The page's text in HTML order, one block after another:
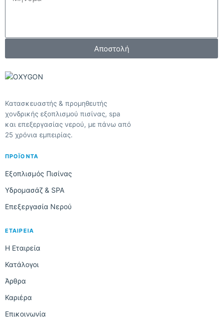
Αποστολή
Κατασκευαστής & προμηθευτής
χονδρικής εξοπλισμού πισίνας, spa
και επεξεργασίας νερού, με πάνω από
25 χρόνια εμπειρίας.
ΠΡΟΪΌΝΤΑ
Εξοπλισμός Πισίνας
Υδρομασάζ & SPA
Επεξεργασία Νερού
ΕΤΑΙΡΕΊΑ
Η Εταιρεία
Κατάλογοι
Άρθρα
Καριέρα
Επικοινωνία